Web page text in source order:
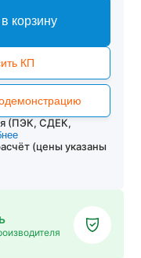
корзину
КП
(ПЭК, СДЕК,
(цены указаны